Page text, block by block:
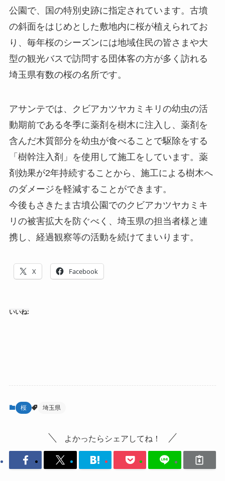
公園で、国の特別史跡に指定されています。古墳
の斜面をはじめとした敷地内に桜が植えられてお
り、毎年桜のシーズンには地域住民の皆さまや大
型の観光バスで訪問する団体客の方が多く訪れる
埼玉県有数の桜の名所です。
アサンテでは、クビアカツヤカミキリの幼虫の活
動期前である冬季に薬剤を樹木に注入し、薬剤を
含んだ木質部分を幼虫が食べることで駆除をする
「樹幹注入剤」を使用して施工をしています。薬
剤効果が2年持続することから、施工による樹木へ
のダメージを軽減することができます。
今後もさきたま古墳公園でのクビアカツヤカミキ
リの被害拡大を防ぐべく、埼玉県の担当者様と連
携し、経過観察等の活動を続けてまいります。
X Facebook
いいね:
桜 埼玉県
よかったらシェアしてね！